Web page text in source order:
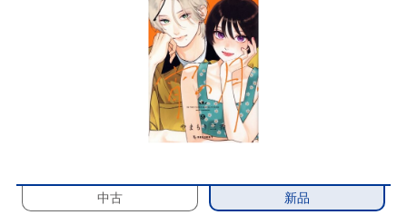
中古 新品